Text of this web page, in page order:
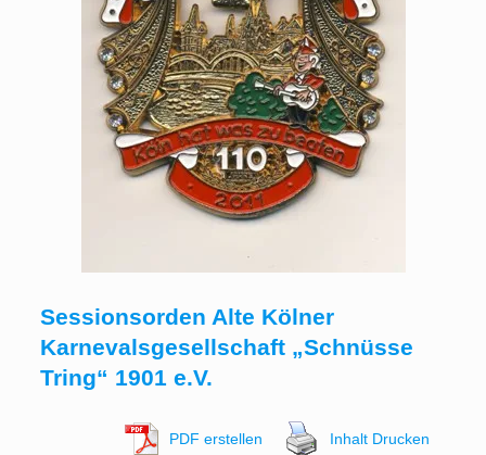
Sessionsorden Alte Kölner
Karnevalsgesellschaft „Schnüsse
Tring“ 1901 e.V.
PDF erstellen Inhalt Drucken